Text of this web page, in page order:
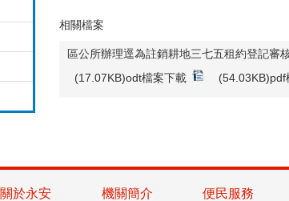
相關檔案
區公所辦理逕為註銷耕地三七五租約登記審
(17.07KB)odt檔案下載
(54.03KB)pdf
關於永安 機關簡介 便民服務